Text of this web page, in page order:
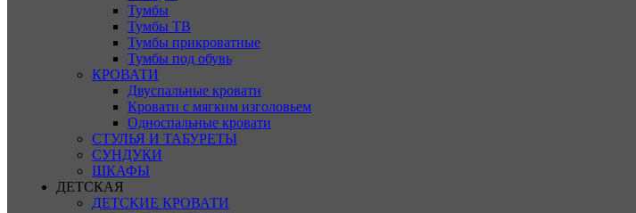
Тумбы
Тумбы ТВ
Тумбы прикроватные
Тумбы под обувь
КРОВАТИ
Двуспальные кровати
Кровати с мягким изголовьем
Односпальные кровати
СТУЛЬЯ И ТАБУРЕТЫ
СУНДУКИ
ШКАФЫ
ДЕТСКАЯ
ДЕТСКИЕ КРОВАТИ